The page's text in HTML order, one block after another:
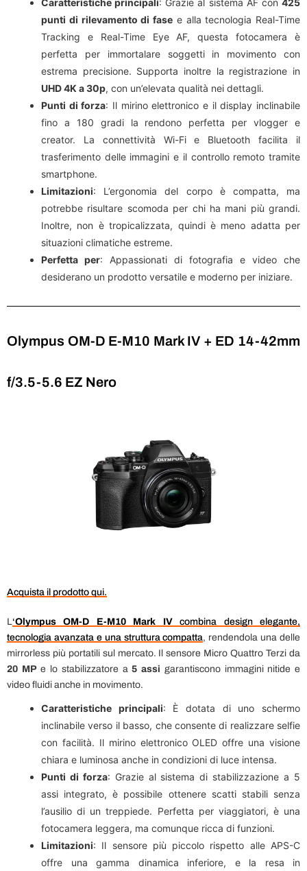
Caratteristiche principali: Grazie al sistema AF con425
punti di rilevamento di fase e alla tecnologia Real-Time
Tracking e Real-Time Eye AF, questa fotocamera è
perfetta per immortalare soggetti in movimento con
estrema precisione. Supporta inoltre la registrazione in
UHD 4K a 30p, con un’elevata qualità nei dettagli.
Punti di forza: Il mirino elettronico e il display inclinabile
fino a 180 gradi la rendono perfetta per vlogger e
creator. La connettività Wi-Fi e Bluetooth facilita il
trasferimento delle immagini e il controllo remoto tramite
smartphone.
Limitazioni: L’ergonomia del corpo è compatta, ma
potrebbe risultare scomoda per chi ha mani più grandi.
Inoltre, non è tropicalizzata, quindi è meno adatta per
situazioni climatiche estreme.
Perfetta per: Appassionati di fotografia e video che
desiderano un prodotto versatile e moderno per iniziare.
Olympus OM-D E-M10 Mark IV + ED 14-42mm
f/3.5-5.6 EZ Nero
Acquista il prodotto qui.
L‘Olympus OM-D E-M10 Mark IVcombina design elegante,
tecnologia avanzata e una struttura compatta, rendendola una delle
mirrorless più portatili sul mercato. Il sensore Micro Quattro Terzi da
20 MPe lo stabilizzatore a5 assi garantiscono immagini nitide e
video fluidi anche in movimento.
Caratteristiche principali: È dotata di uno schermo
inclinabile verso il basso, che consente di realizzare selfie
con facilità. Il mirino elettronico OLED offre una visione
chiara e luminosa anche in condizioni di luce intensa.
Punti di forza: Grazie al sistema di stabilizzazione a 5
assi integrato, è possibile ottenere scatti stabili senza
l’ausilio di un treppiede. Perfetta per viaggiatori, è una
fotocamera leggera, ma comunque ricca di funzioni.
Limitazioni: Il sensore più piccolo rispetto alle APS-C
offre una gamma dinamica inferiore, e la resa in